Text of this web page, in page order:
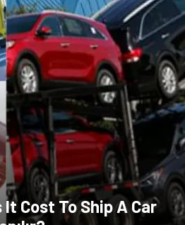
It Cost To Ship A Car